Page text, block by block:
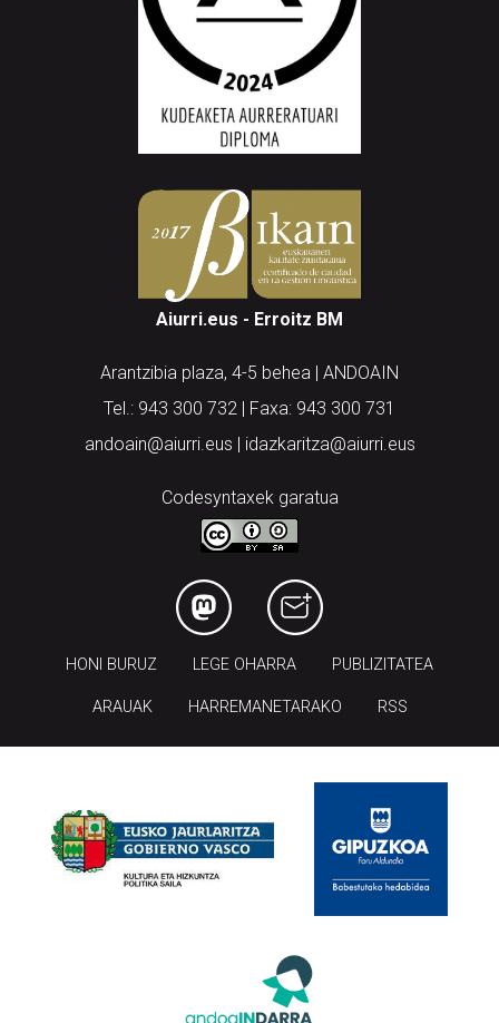
Aiurri.eus - Erroitz BM
Arantzibia plaza, 4-5 behea | ANDOAIN
Tel.: 943 300 732 | Faxa: 943 300 731
andoain@aiurri.eus | idazkaritza@aiurri.eus
Codesyntaxek garatua
HONI BURUZ LEGE OHARRA PUBLIZITATEA
ARAUAK HARREMANETARAKO RSS